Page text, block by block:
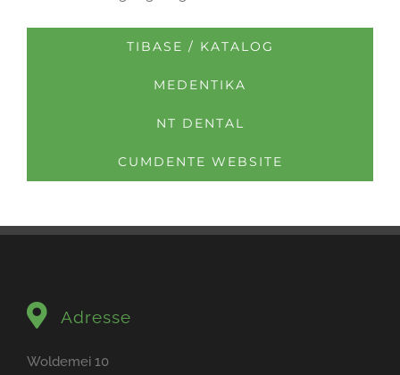
TIBASE / KATALOG
MEDENTIKA
NT DENTAL
CUMDENTE WEBSITE
Adresse
Woldemei 10